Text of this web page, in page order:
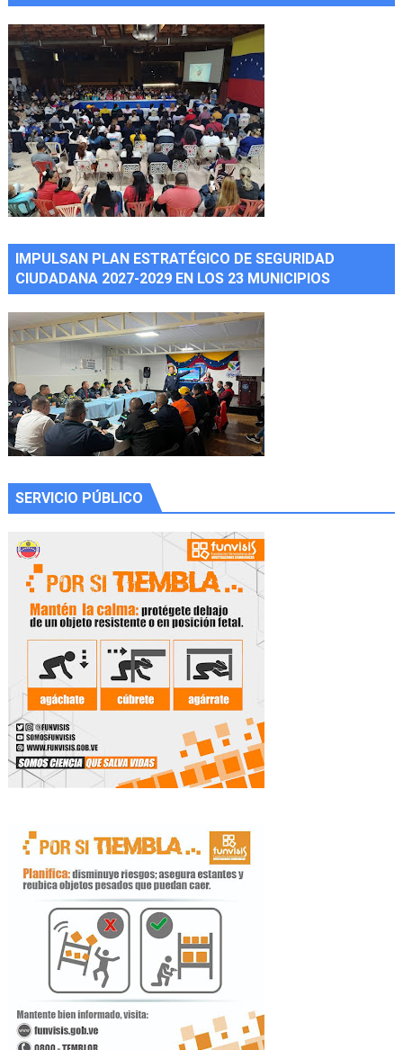
IMPULSAN PLAN ESTRATÉGICO DE SEGURIDAD
CIUDADANA 2027-2029 EN LOS 23 MUNICIPIOS
SERVICIO PÚBLICO